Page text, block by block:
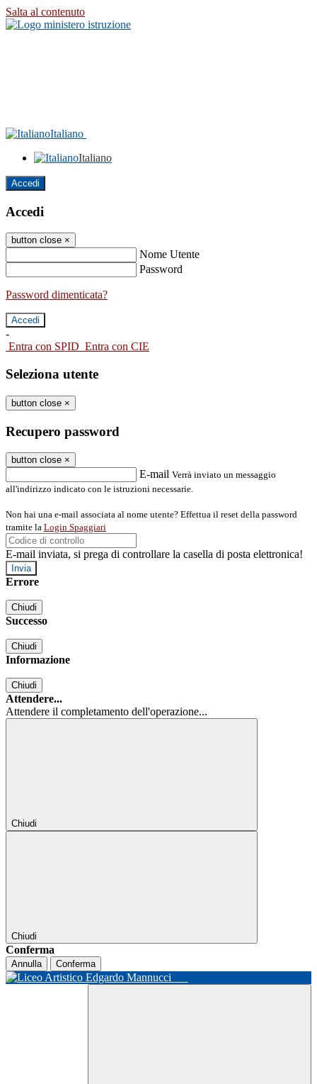
Salta al contenuto
Italiano
Italiano
Accedi
Accedi
button close ×
Nome Utente
Password
Password dimenticata?
-
Entra con SPID Entra con CIE
Seleziona utente
button close ×
Recupero password
button close ×
E-mail Verrà inviato un messaggio
all'indirizzo indicato con le istruzioni necessarie.
Non hai una e-mail associata al nome utente? Effettua il reset della password
tramite la Login Spaggiari
E-mail inviata, si prega di controllare la casella di posta elettronica!
Errore
Chiudi
Successo
Chiudi
Informazione
Chiudi
Attendere...
Attendere il completamento dell'operazione...
Chiudi
Chiudi
Conferma
Annulla Conferma